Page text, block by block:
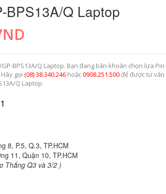
BPS13A/Q Laptop
BPS13A/Q Laptop. Bạn đang băn khoăn chọn lựa Pin
Hãy gọi(08) 38.340.246 hoặc0908.251.500để được tư vấn
Q Laptop.
8, P.5, Q.3, TP.HCM
11, Quận 10, TP.HCM
Thắng Q3 và 3/2 )